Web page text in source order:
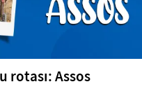
rotası: Assos